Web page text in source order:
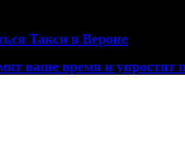
Такси в Вероне
ваше время и упростят